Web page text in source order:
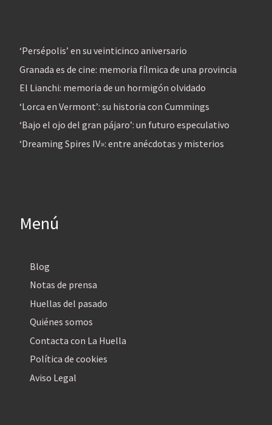
‘Persépolis’ en su veinticinco aniversario
Granada es de cine: memoria fílmica de una provincia
El Lianchi: memoria de un hormigón olvidado
‘Lorca en Vermont’: su historia con Cummings
‘Bajo el ojo del gran pájaro’: un futuro especulativo
‘Dreaming Spires IV»: entre anécdotas y misterios
Menú
Blog
Notas de prensa
Huellas del pasado
Quiénes somos
Contacta con La Huella
Política de cookies
Aviso Legal